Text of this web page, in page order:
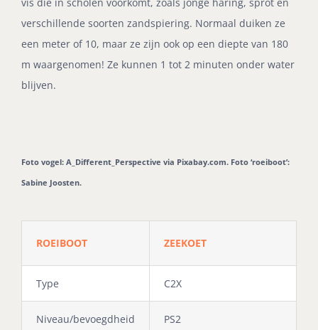
verschillende soorten zandspiering. Normaal duiken ze
een meter of 10, maar ze zijn ook op een diepte van 180
m waargenomen! Ze kunnen 1 tot 2 minuten onder water
blijven.
Foto vogel: A_Different_Perspective via Pixabay.com. Foto ‘roeiboot’:
Sabine Joosten.
ROEIBOOT ZEEKOET
Type C2X
Niveau/bevoegdheid PS2